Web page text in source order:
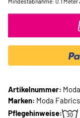
Artikelnummer:
Marken: Moda Fabrics
Pflegehinweise: